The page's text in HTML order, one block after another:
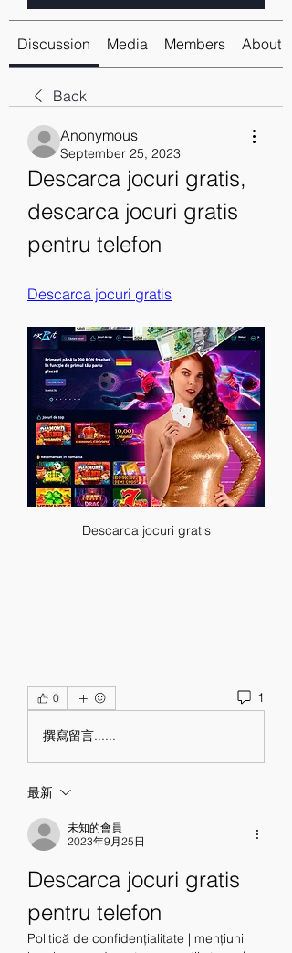
Discussion Media Members About
Back
Anonymous
September 25, 2023
Descarca jocuri gratis,
descarca jocuri gratis
pentru telefon
Descarca jocuri gratis
Descarca jocuri gratis
0 1
撰寫留言......
最新
未知的會員
2023年9月25日
Descarca jocuri gratis
pentru telefon
Politică de confidențialitate | mențiuni